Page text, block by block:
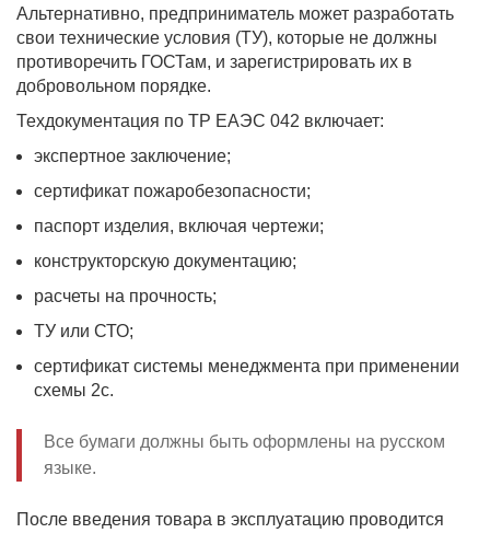
Альтернативно, предприниматель может разработать
свои технические условия (ТУ), которые не должны
противоречить ГОСТам, и зарегистрировать их в
добровольном порядке.
Техдокументация по ТР ЕАЭС 042 включает:
экспертное заключение;
сертификат пожаробезопасности;
паспорт изделия, включая чертежи;
конструкторскую документацию;
расчеты на прочность;
ТУ или СТО;
сертификат системы менеджмента при применении
схемы 2с.
Все бумаги должны быть оформлены на русском
языке.
После введения товара в эксплуатацию проводится